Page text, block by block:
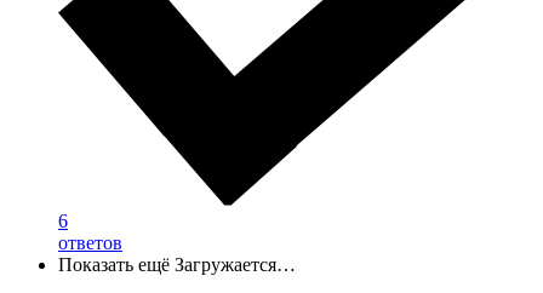
6
ответов
Показать ещё Загружается…